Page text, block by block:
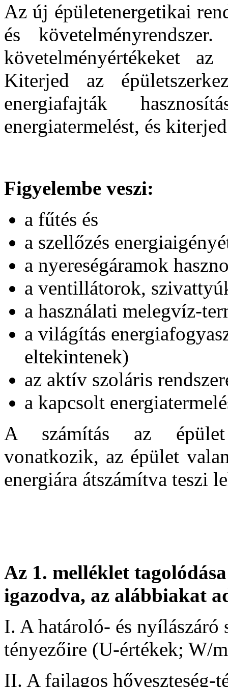
Az új épületenergetikai
és
követelményértékeket
Kiterjed az
energiafajták
energiatermelést, és
Figyelembe veszi:
a fűtés és
a szellőzés
a nyereségáramok
a ventillátorok,
a használati melegvíz-
a világítás
eltekintenek)
az aktív szoláris
a kapcsolt
A számítás az épület
vonatkozik, az épület
energiára átszámítva teszi
Az 1. melléklet
igazodva, az alábbiakat
I. A határoló- és nyílászáró
tényezőire (U-értékek; W/
II. A fajlagos hőveszteség-